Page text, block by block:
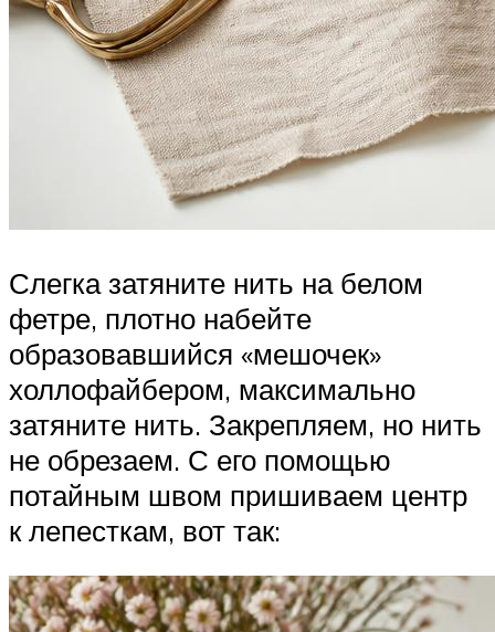
Слегка затяните нить на белом
фетре, плотно набейте
образовавшийся «мешочек»
холлофайбером, максимально
затяните нить. Закрепляем, но нить
не обрезаем. С его помощью
потайным швом пришиваем центр
к лепесткам, вот так: